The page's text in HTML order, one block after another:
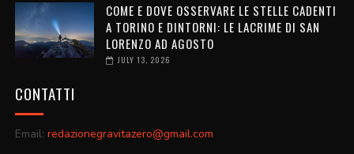
COME E DOVE OSSERVARE LE STELLE CADENTI
A TORINO E DINTORNI: LE LACRIME DI SAN
LORENZO AD AGOSTO
JULY 13, 2026
CONTATTI
Email: redazionegravitazero@gmail.com